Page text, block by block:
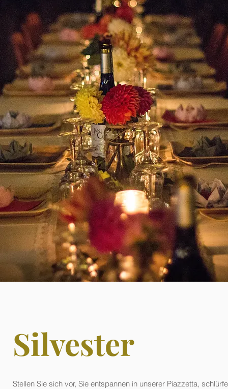
Silvester
Stellen Sie sich vor, Sie entspannen in unserer Piazzetta,